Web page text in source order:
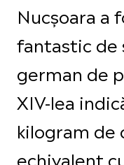
Nucșoara a
fantastic de
german de
XIV-lea
kilogram de
echivalent